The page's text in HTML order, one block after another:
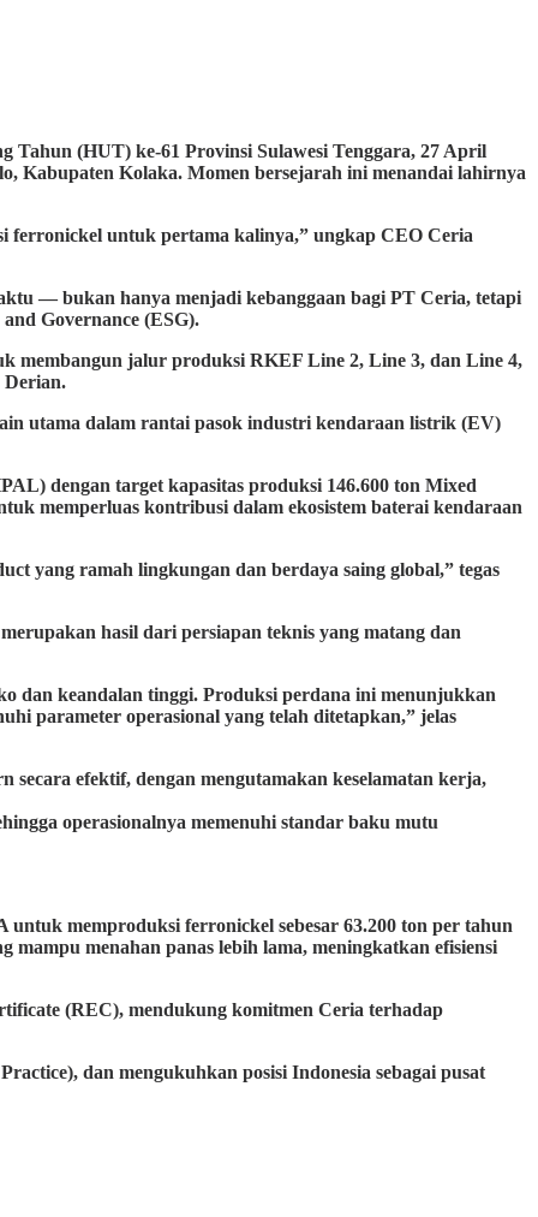
(HUT) ke-61 Provinsi Sulawesi Tenggara, 27 April
Kabupaten Kolaka. Momen bersejarah ini menandai lahirnya
ferronickel untuk pertama kalinya,” ungkap CEO Ceria
— bukan hanya menjadi kebanggaan bagi PT Ceria, tetapi
Governance (ESG).
membangun jalur produksi RKEF Line 2, Line 3, dan Line 4,
Derian.
utama dalam rantai pasok industri kendaraan listrik (EV)
dengan target kapasitas produksi 146.600 ton Mixed
memperluas kontribusi dalam ekosistem baterai kendaraan
yang ramah lingkungan dan berdaya saing global,” tegas
hasil dari persiapan teknis yang matang dan
dan keandalan tinggi. Produksi perdana ini menunjukkan
parameter operasional yang telah ditetapkan,” jelas
efektif, dengan mengutamakan keselamatan kerja,
operasionalnya memenuhi standar baku mutu
memproduksi ferronickel sebesar 63.200 ton per tahun
menahan panas lebih lama, meningkatkan efisiensi
(REC), mendukung komitmen Ceria terhadap
dan mengukuhkan posisi Indonesia sebagai pusat